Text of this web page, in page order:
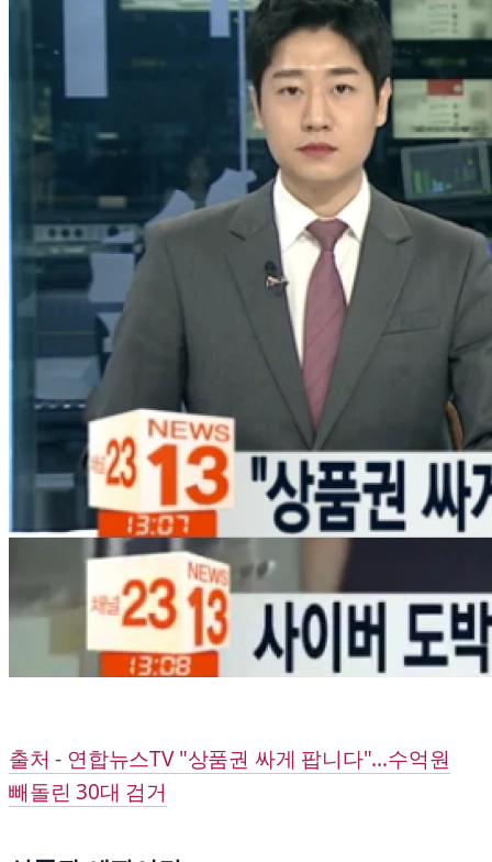
출처 - 연합뉴스TV "상품권 싸게 팝니다"…수억원
빼돌린 30대 검거